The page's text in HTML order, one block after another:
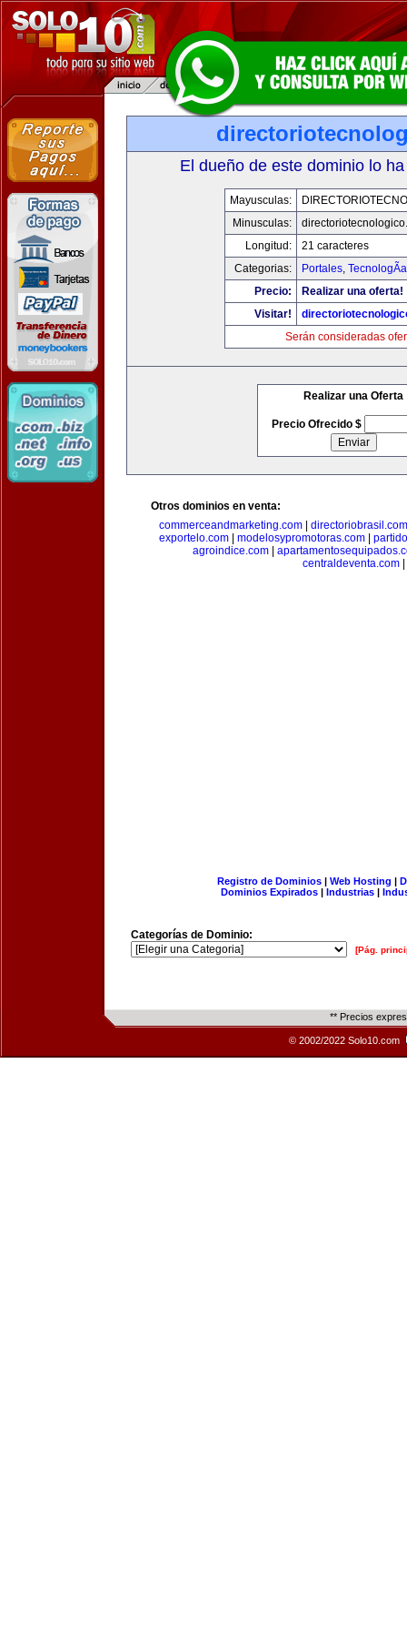
El dueño de este dominio lo
Mayusculas:
Minusculas:
Longitud:
21 caracteres
Categorias:
Portales, TecnologÃ­a
Precio:
Realizar una oferta!
Visitar!
Serán consideradas
Realizar una Oferta
Precio Ofrecido $
Otros dominios en venta:
commerceandmarketing.com| directoriobrasil.com
exportelo.com
modelosypromotoras.com
agroindice.com
centraldeventa.com|
Registro de Dominios| Web Hosting |
Dominios Expirados | Industrias |
Categorías de Dominio:
[Pág.
** Precios
© 2002/2022 Solo10.com